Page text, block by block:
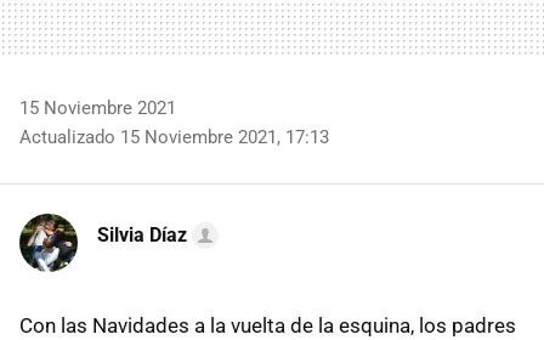
15 Noviembre 2021
Actualizado 15 Noviembre 2021, 17:13
Silvia Díaz
Con las Navidades a la vuelta de la esquina, los padres